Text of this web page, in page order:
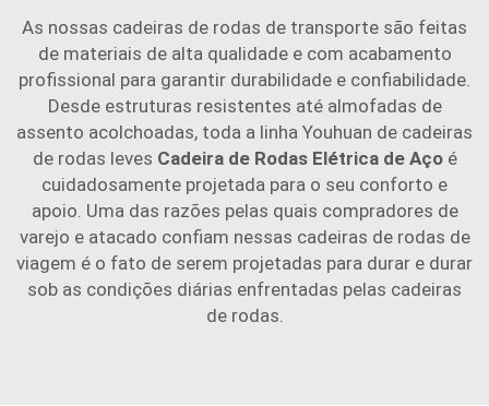
As nossas cadeiras de rodas de transporte são feitas
de materiais de alta qualidade e com acabamento
profissional para garantir durabilidade e confiabilidade.
Desde estruturas resistentes até almofadas de
assento acolchoadas, toda a linha Youhuan de cadeiras
de rodas leves Cadeira de Rodas Elétrica de Aço é
cuidadosamente projetada para o seu conforto e
apoio. Uma das razões pelas quais compradores de
varejo e atacado confiam nessas cadeiras de rodas de
viagem é o fato de serem projetadas para durar e durar
sob as condições diárias enfrentadas pelas cadeiras
de rodas.